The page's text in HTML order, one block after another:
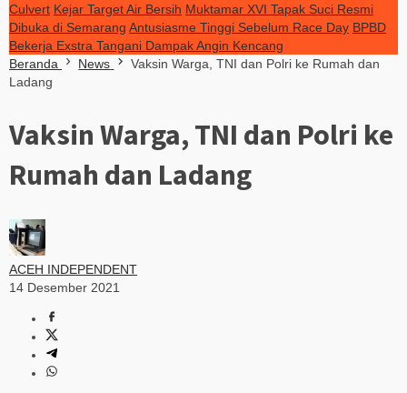
Culvert Kejar Target Air Bersih Muktamar XVI Tapak Suci Resmi
Dibuka di Semarang Antusiasme Tinggi Sebelum Race Day BPBD
Bekerja Exstra Tangani Dampak Angin Kencang
Beranda
News
Vaksin Warga, TNI dan Polri ke Rumah dan
Ladang
Vaksin Warga, TNI dan Polri ke
Rumah dan Ladang
ACEH INDEPENDENT
14 Desember 2021